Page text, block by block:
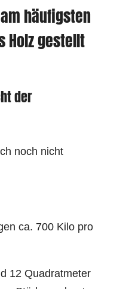
häufigsten
Holz gestellt
der
noch nicht
ca. 700 Kilo pro
12 Quadratmeter